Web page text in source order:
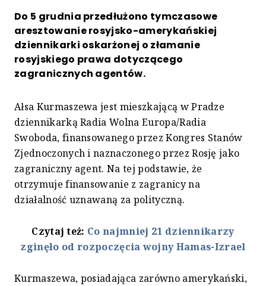
Do 5 grudnia przedłużono tymczasowe
aresztowanie rosyjsko-amerykańskiej
dziennikarki oskarżonej o złamanie
rosyjskiego prawa dotyczącego
zagranicznych agentów.
Ałsa Kurmaszewa jest mieszkającą w Pradze
dziennikarką Radia Wolna Europa/Radia
Swoboda, finansowanego przez Kongres Stanów
Zjednoczonych i naznaczonego przez Rosję jako
zagraniczny agent. Na tej podstawie, że
otrzymuje finansowanie z zagranicy na
działalność uznawaną za polityczną.
Czytaj też: Co najmniej 21 dziennikarzy
zginęło od rozpoczęcia wojny Hamas-Izrael
Kurmaszewa, posiadająca zarówno amerykański,